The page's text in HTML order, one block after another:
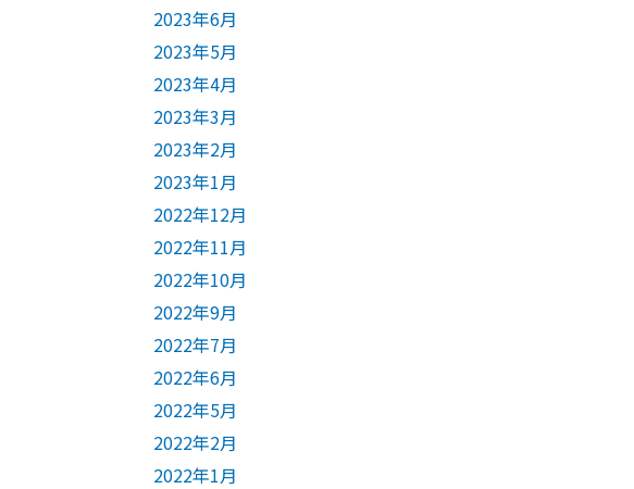
2023年6月
2023年5月
2023年4月
2023年3月
2023年2月
2023年1月
2022年12月
2022年11月
2022年10月
2022年9月
2022年7月
2022年6月
2022年5月
2022年2月
2022年1月